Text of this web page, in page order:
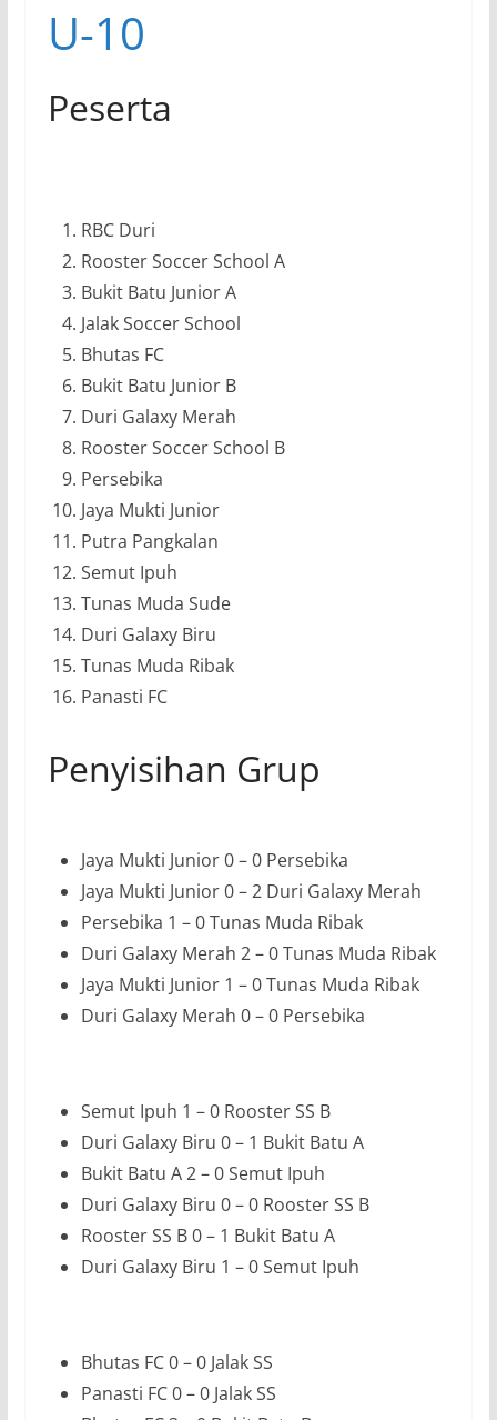
U-10
Peserta
RBC Duri
Rooster Soccer School A
Bukit Batu Junior A
Jalak Soccer School
Bhutas FC
Bukit Batu Junior B
Duri Galaxy Merah
Rooster Soccer School B
Persebika
Jaya Mukti Junior
Putra Pangkalan
Semut Ipuh
Tunas Muda Sude
Duri Galaxy Biru
Tunas Muda Ribak
Panasti FC
Penyisihan Grup
Jaya Mukti Junior 0 – 0 Persebika
Jaya Mukti Junior 0 – 2 Duri Galaxy Merah
Persebika 1 – 0 Tunas Muda Ribak
Duri Galaxy Merah 2 – 0 Tunas Muda Ribak
Jaya Mukti Junior 1 – 0 Tunas Muda Ribak
Duri Galaxy Merah 0 – 0 Persebika
Semut Ipuh 1 – 0 Rooster SS B
Duri Galaxy Biru 0 – 1 Bukit Batu A
Bukit Batu A 2 – 0 Semut Ipuh
Duri Galaxy Biru 0 – 0 Rooster SS B
Rooster SS B 0 – 1 Bukit Batu A
Duri Galaxy Biru 1 – 0 Semut Ipuh
Bhutas FC 0 – 0 Jalak SS
Panasti FC 0 – 0 Jalak SS